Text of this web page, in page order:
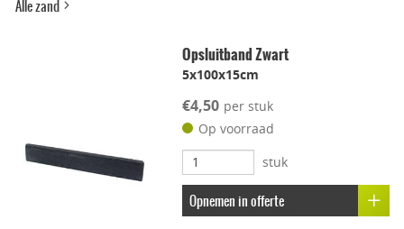
Alle zand
Opsluitband Zwart
5x100x15cm
€4,50 per stuk
Op voorraad
stuk
Opnemen in offerte